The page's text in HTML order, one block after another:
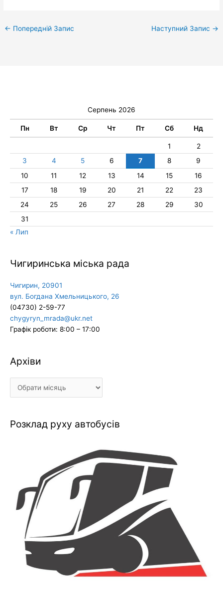
← Попередній Запис Наступний Запис →
Серпень 2026
Пн Вт Ср Чт Пт Сб Нд
1
2
3
4 5 6 7 8
9
10
11 12 13 14 15
16
17
18 19 20 21 22
23
24
25 26 27 28 29
30
31
« Лип
Чигиринська міська рада
Чигирин, 20901
вул. Богдана Хмельницького, 26
(04730) 2-59-77
chygyryn_mrada@ukr.net
Графік роботи: 8:00 – 17:00
Архіви
Архіви
Розклад руху автобусів